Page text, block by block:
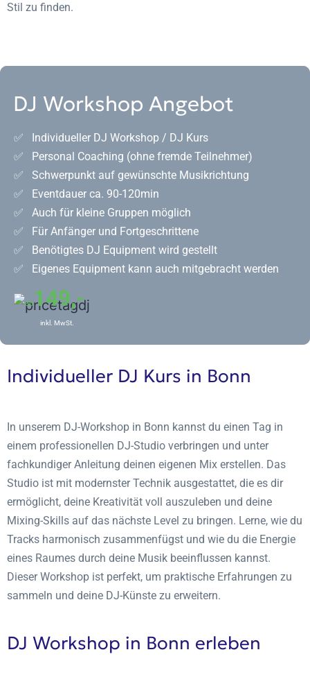
Stil zu finden.
DJ Workshop Angebot
✅ Individueller DJ Workshop / DJ Kurs
✅ Personal Coaching (ohne fremde Teilnehmer)
✅ Schwerpunkt auf gewünschte Musikrichtung
✅ Eventdauer ca. 90-120min
✅ Auch für kleine Gruppen möglich
✅ Für Anfänger und Fortgeschrittene
✅ Benötigtes DJ Equipment wird gestellt
✅ Eigenes Equipment kann auch mitgebracht werden
ab149,-
inkl. MwSt.
Individueller DJ Kurs in Bonn
In unserem DJ-Workshop in Bonn kannst du einen Tag in
einem professionellen DJ-Studio verbringen und unter
fachkundiger Anleitung deinen eigenen Mix erstellen. Das
Studio ist mit modernster Technik ausgestattet, die es dir
ermöglicht, deine Kreativität voll auszuleben und deine
Mixing-Skills auf das nächste Level zu bringen. Lerne, wie du
Tracks harmonisch zusammenfügst und wie du die Energie
eines Raumes durch deine Musik beeinflussen kannst.
Dieser Workshop ist perfekt, um praktische Erfahrungen zu
sammeln und deine DJ-Künste zu erweitern.
DJ Workshop in Bonn erleben